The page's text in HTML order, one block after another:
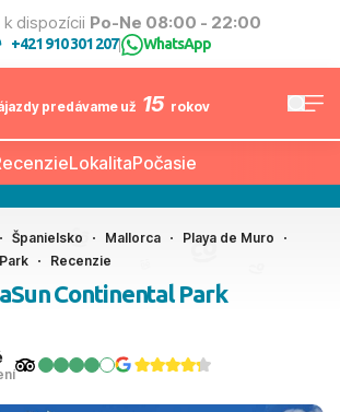
dispozícii Po-Ne 08:00 - 22:00
+421 910 301 207| WhatsApp
predávame už 15 rokov
LokalitaPočasie
Španielsko Mallorca
Playa de Muro
Recenzie
Continental Park